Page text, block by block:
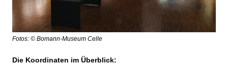
Fotos: © Bomann-Museum Celle
Die Koordinaten im Überblick: